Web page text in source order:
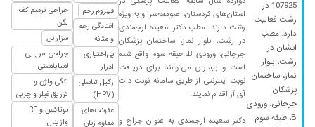
107925 در
رشت فعالیت
دارد. مطب
ایشان در
رشت، بلوار
نماز، ساختمان
پزشکان
جرجانی، ورودی
B، طبقه سوم
استان‌های کردستان، صومعه‌سرا و به ویژه
رشت دارند. مطب دکتر سعیده ارجمندی
در رشت، بلوار نماز، ساختمان پزشکان
جرجانی، ورودی B، طبقه سوم واقع شده
است و بیماران می‌توانند برای دریافت
نوبت اینترنتی از طریق سامانه نوبت دات
آی آر اقدام نمایند.
دکتر سعیده ارجمندی به عنوان جراح و
فیبروم رحم
افتادگی رحم
و مثانه
بی‌اختیاری
ادرار
زگیل تناسلی
(HPV)
عفونت‌های
مقاوم زنان
جراحی ترمیم کف
لگن
سزارین
جراحی سرپایی
لابیاپلاستی
تنگی واژن و
تزریق فیلر و چربی
بوتاکس و RF
واژینال